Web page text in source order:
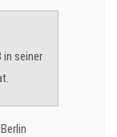
in seiner